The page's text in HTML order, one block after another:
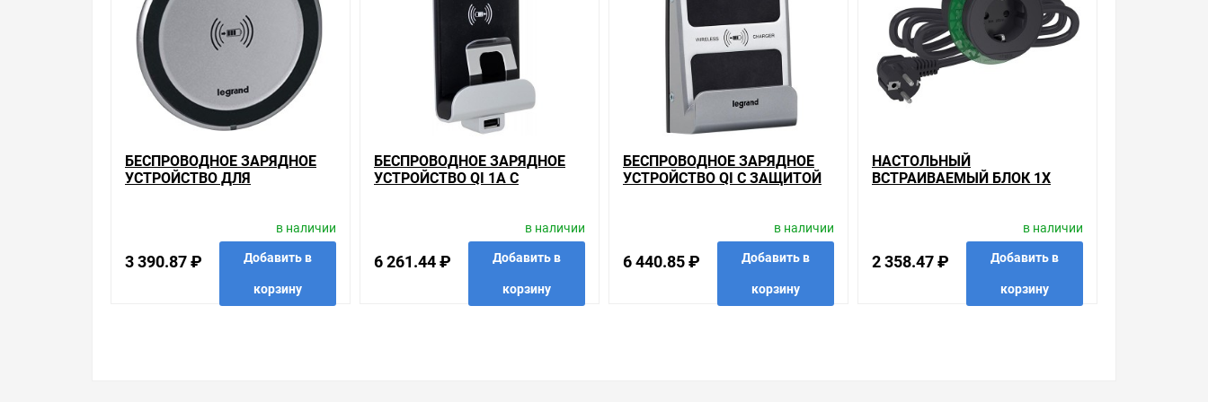
Наличие Настольное беспроводное зарядное устройство SE Unica System+ антрацит на складе уточняйте у менеджера. Также можно получить консультацию по
тому, что мы продаем, узнать преимущества конкретного товара, получить информацию об отличительных особенностях товара, который вы собираетесь купить.
Мы всегда рады помочь, посоветовать, рассказать подробно о товарах из нашего ассортимента.
Свяжитесь с нами любым способом, который для вас наиболее удобен. С удовольствием ответим на все вопросы.
БЕСПРОВОДНОЕ ЗАРЯДНОЕ
УСТРОЙСТВО ДЛЯ
3 390.87 ₽
в наличии
Добавить в
корзину
БЕСПРОВОДНОЕ ЗАРЯДНОЕ
УСТРОЙСТВО QI 1А С
6 261.44 ₽
в наличии
Добавить в
корзину
БЕСПРОВОДНОЕ ЗАРЯДНОЕ
УСТРОЙСТВО QI С ЗАЩИТОЙ
6 440.85 ₽
в наличии
Добавить в
корзину
НАСТОЛЬНЫЙ
ВСТРАИВАЕМЫЙ БЛОК 1Х
2 358.47 ₽
в наличии
Добавить в
корзину